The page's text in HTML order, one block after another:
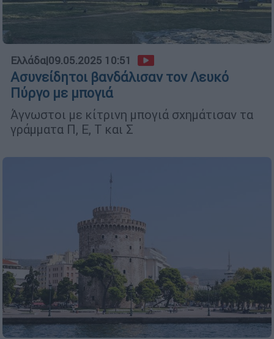
Ελλάδα|09.05.2025 10:51
Ασυνείδητοι βανδάλισαν τον Λευκό
Πύργο με μπογιά
Άγνωστοι με κίτρινη μπογιά σχημάτισαν τα
γράμματα Π, Ε, Τ και Σ